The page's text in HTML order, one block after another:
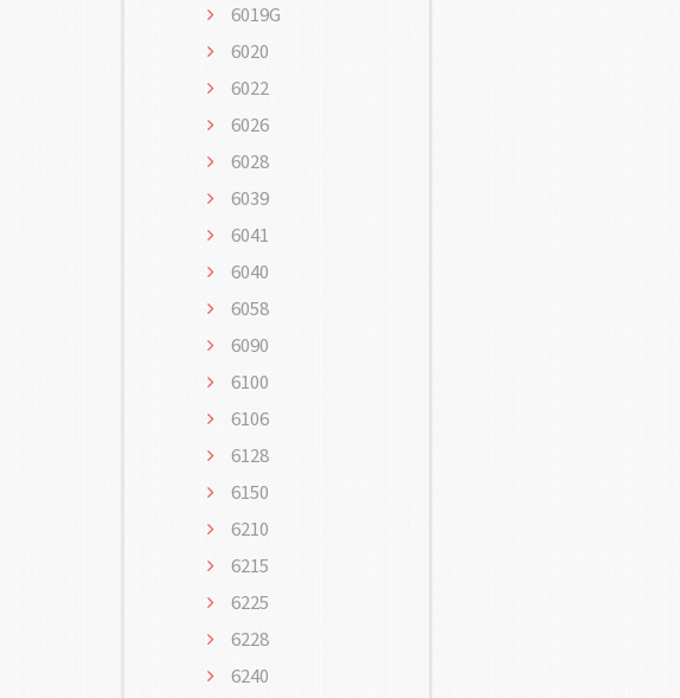
6019G
6020
6022
6026
6028
6039
6041
6040
6058
6090
6100
6106
6128
6150
6210
6215
6225
6228
6240